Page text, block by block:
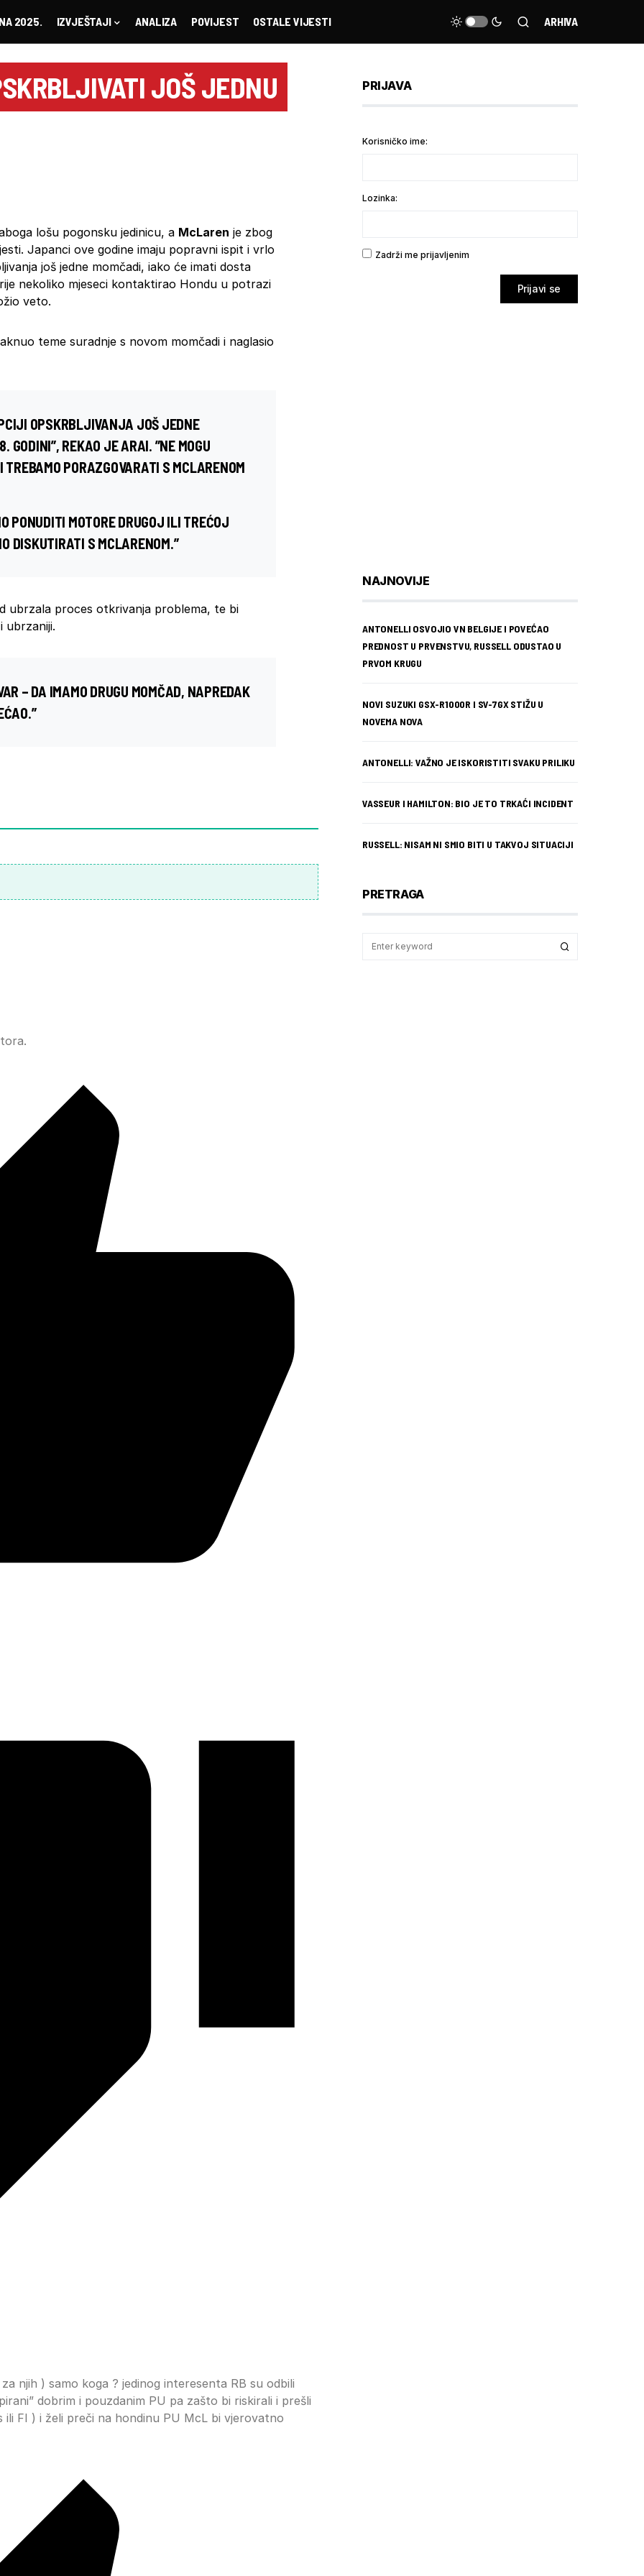
2025. IZVJEŠTAJI ANALIZA POVIJEST OSTALE VIJESTI ARHIVA
JOŠ JEDNU
lošu pogonsku jedinicu, a McLaren je zbog
Japanci ove godine imaju popravni ispit i vrlo
još jedne momčadi, iako će imati dosta
nekoliko mjeseci kontaktirao Hondu u potrazi
veto.
teme suradnje s novom momčadi i naglasio
OPSKRBLJIVANJA JOŠ JEDNE
GODINI”, REKAO JEARAI. ”NE MOGU
PORAZGOVARATI S MCLARENOM
PONUDITI MOTORE DRUGOJ ILI TREĆOJ
DISKUTIRATI S MCLARENOM.”
ubrzala proces otkrivanja problema, te bi
ubrzaniji.
– DA IMAMO DRUGU MOMČAD, NAPREDAK
njih ) samo koga ? jedinog interesenta RB su odbili
dobrim i pouzdanim PU pa zašto bi riskirali i prešli
FI ) i želi preči na hondinu PU McL bi vjerovatno
PRIJAVA
Korisničko ime:
Lozinka:
Zadrži me prijavljenim
Prijavi se
NAJNOVIJE
ANTONELLI OSVOJIO VN BELGIJE I POVEĆAO
PREDNOST U PRVENSTVU, RUSSELL ODUSTAO U
PRVOM KRUGU
NOVI SUZUKI GSX-R1000R I SV-7GX STIŽU U
NOVEMA NOVA
ANTONELLI: VAŽNO JE ISKORISTITI SVAKU PRILIKU
VASSEUR I HAMILTON: BIO JE TO TRKAĆI INCIDENT
RUSSELL: NISAM NI SMIO BITI U TAKVOJ SITUACIJI
PRETRAGA